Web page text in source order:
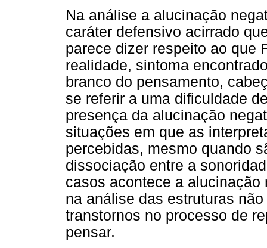
Na análise a alucinação
caráter defensivo acirrado
parece dizer respeito ao que
realidade, sintoma
branco do pensamento,
se referir a uma dificuldade
presença da alucinação
situações em que as
percebidas, mesmo quando
dissociação entre a
casos acontece a
na análise das estruturas
transtornos no processo de
pensar.